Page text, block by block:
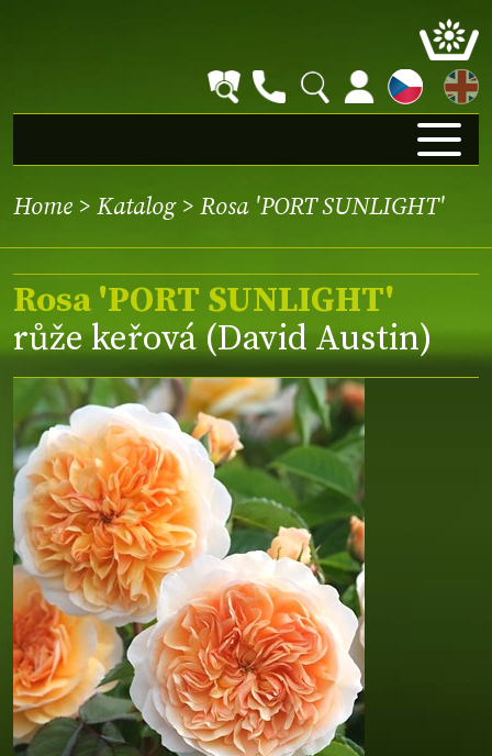
EN
Home > Katalog> Rosa 'PORT SUNLIGHT'
Rosa 'PORT SUNLIGHT'
růže keřová (David Austin)